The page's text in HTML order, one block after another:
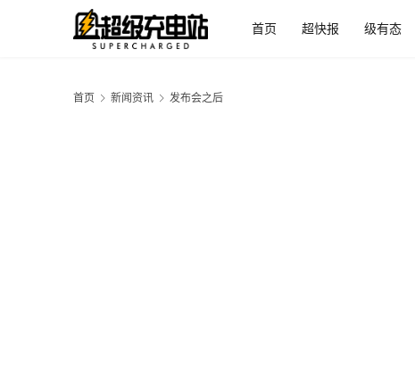
首页 超快报 级有态
首页 新闻资讯 发布会之后